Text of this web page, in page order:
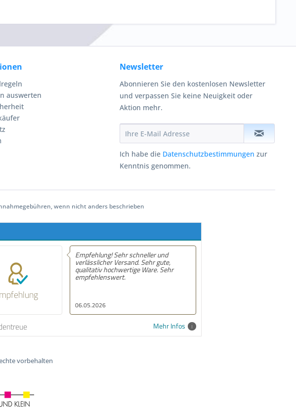
auswerten
Newsletter
Abonnieren Sie den kostenlosen Newsletter
und verpassen Sie keine Neuigkeit oder
Aktion mehr.
Ich habe die Datenschutzbestimmungen zur
Kenntnis genommen.
wenn nicht anders beschrieben
Empfehlung! Sehr schneller und
verlässlicher Versand. Sehr gute,
qualitativ hochwertige Ware. Sehr
empfehlenswert.
Empfehlung! Gute und schnelle
lieferung. Alles prima
Mehr Infos
vorbehalten